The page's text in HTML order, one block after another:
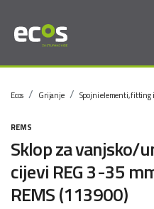
Ecos Grijanje Spojni elementi, fitting i
REMS
Sklop za vanjsko/
cijevi REG 3-35
REMS (113900)